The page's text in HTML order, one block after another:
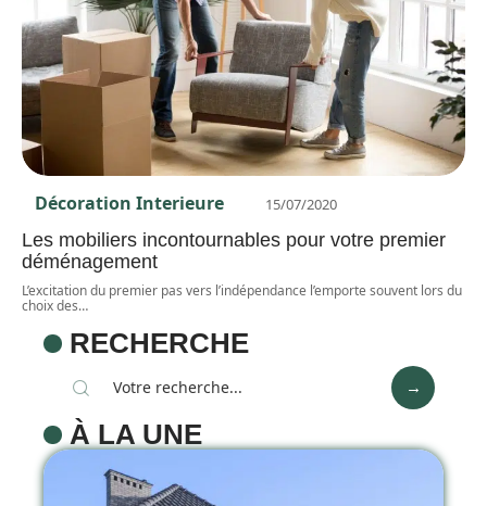
Décoration Interieure 15/07/2020
Les mobiliers incontournables pour votre premier
déménagement
L’excitation du premier pas vers l’indépendance l’emporte souvent lors du
choix des…
RECHERCHE
À LA UNE